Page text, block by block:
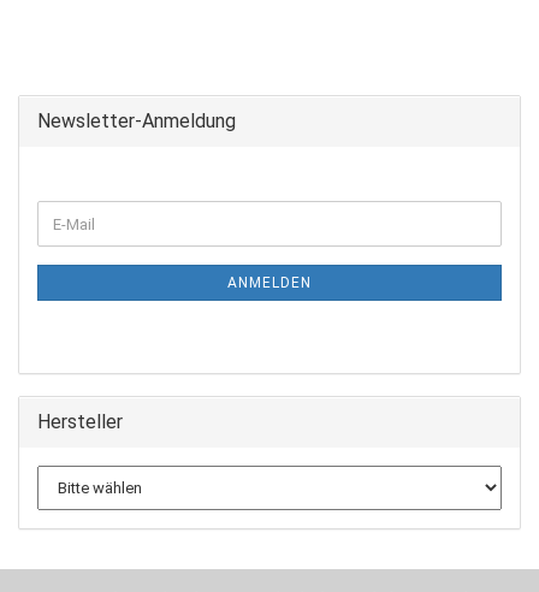
Newsletter-Anmeldung
ZUR
E-
Mail
ANMELDEN
Hersteller